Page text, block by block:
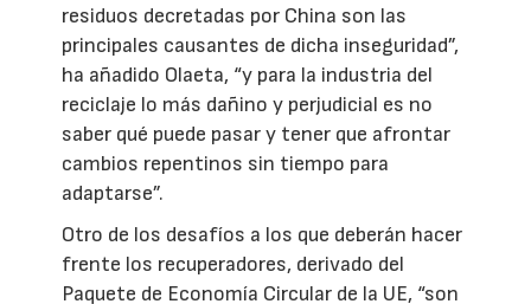
residuos decretadas por China son las
principales causantes de dicha inseguridad”,
ha añadido Olaeta, “y para la industria del
reciclaje lo más dañino y perjudicial es no
saber qué puede pasar y tener que afrontar
cambios repentinos sin tiempo para
adaptarse”.
Otro de los desafíos a los que deberán hacer
frente los recuperadores, derivado del
Paquete de Economía Circular de la UE, “son